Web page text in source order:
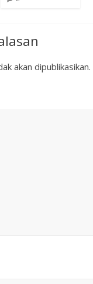
akan dipublikasikan.